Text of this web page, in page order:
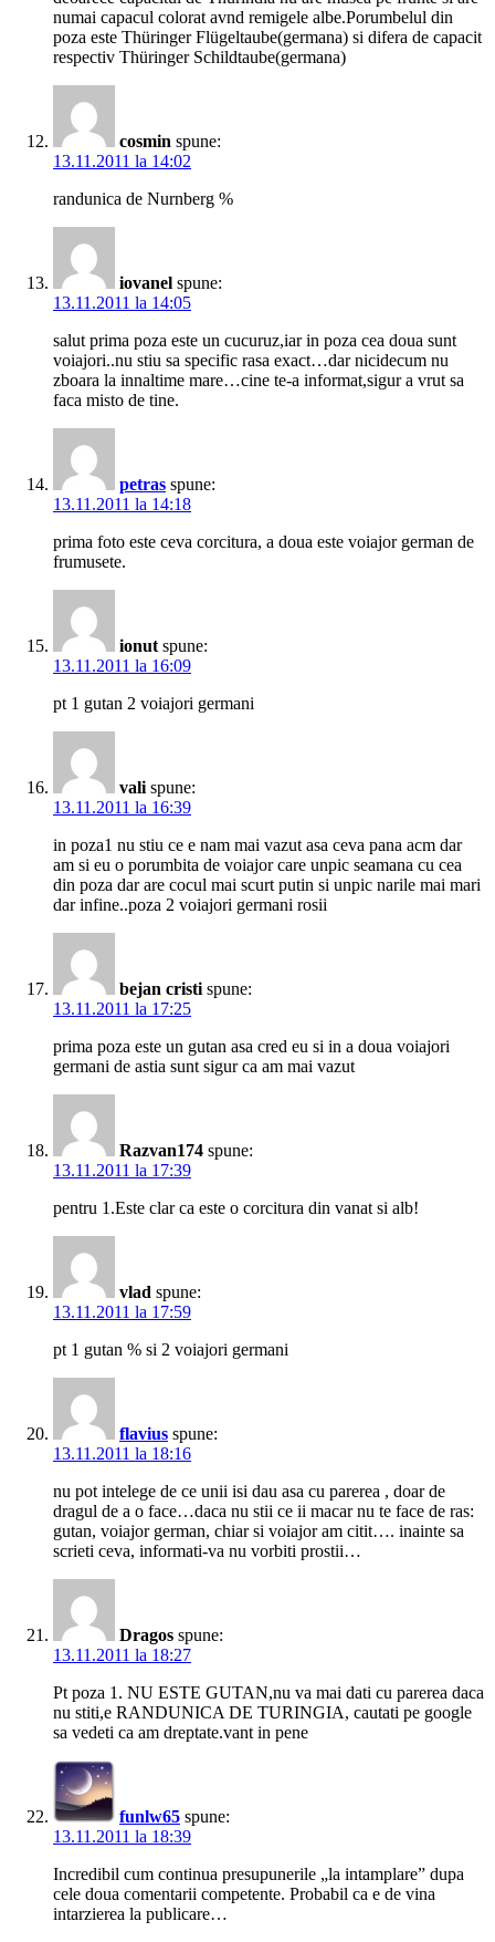
numai capacul colorat avnd remigele albe.Porumbelul din
poza este Thüringer Flügeltaube(germana) si difera de capacit
respectiv Thüringer Schildtaube(germana)
cosmin spune:
13.11.2011 la 14:02
randunica de Nurnberg %
iovanel spune:
13.11.2011 la 14:05
salut prima poza este un cucuruz,iar in poza cea doua sunt
voiajori..nu stiu sa specific rasa exact…dar nicidecum nu
zboara la innaltime mare…cine te-a informat,sigur a vrut sa
faca misto de tine.
petras spune:
13.11.2011 la 14:18
prima foto este ceva corcitura, a doua este voiajor german de
frumusete.
ionut spune:
13.11.2011 la 16:09
pt 1 gutan 2 voiajori germani
vali spune:
13.11.2011 la 16:39
in poza1 nu stiu ce e nam mai vazut asa ceva pana acm dar
am si eu o porumbita de voiajor care unpic seamana cu cea
din poza dar are cocul mai scurt putin si unpic narile mai mari
dar infine..poza 2 voiajori germani rosii
bejan cristi spune:
13.11.2011 la 17:25
prima poza este un gutan asa cred eu si in a doua voiajori
germani de astia sunt sigur ca am mai vazut
Razvan174 spune:
13.11.2011 la 17:39
pentru 1.Este clar ca este o corcitura din vanat si alb!
vlad spune:
13.11.2011 la 17:59
pt 1 gutan % si 2 voiajori germani
flavius spune:
13.11.2011 la 18:16
nu pot intelege de ce unii isi dau asa cu parerea , doar de
dragul de a o face…daca nu stii ce ii macar nu te face de ras:
gutan, voiajor german, chiar si voiajor am citit…. inainte sa
scrieti ceva, informati-va nu vorbiti prostii…
Dragos spune:
13.11.2011 la 18:27
Pt poza 1. NU ESTE GUTAN,nu va mai dati cu parerea daca
nu stiti,e RANDUNICA DE TURINGIA, cautati pe google
sa vedeti ca am dreptate.vant in pene
funlw65 spune:
13.11.2011 la 18:39
Incredibil cum continua presupunerile „la intamplare” dupa
cele doua comentarii competente. Probabil ca e de vina
intarzierea la publicare…